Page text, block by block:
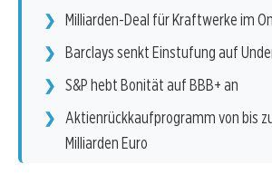
Milliarden-Deal für Kraftwerke im
Barclays senkt Einstufung auf
S&P hebt Bonität auf BBB+ an
Aktienrückkaufprogramm von bis
Milliarden Euro